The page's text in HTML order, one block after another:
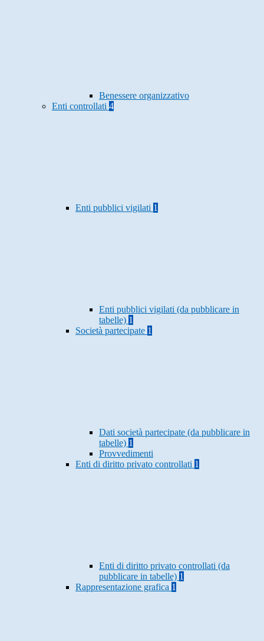
Benessere organizzativo
Enti controllati 4
Enti pubblici vigilati 1
Enti pubblici vigilati (da pubblicare in
tabelle) 1
Società partecipate 1
Dati società partecipate (da pubblicare in
tabelle) 1
Provvedimenti
Enti di diritto privato controllati 1
Enti di diritto privato controllati (da
pubblicare in tabelle) 1
Rappresentazione grafica 1